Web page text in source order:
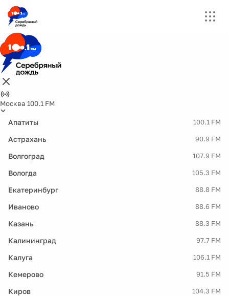
Москва 100.1 FM
Апатиты 100.1 FM
Астрахань 90.9 FM
Волгоград 107.9 FM
Вологда 105.3 FM
Екатеринбург 88.8 FM
Иваново 88.6 FM
Казань 88.3 FM
Калининград 97.7 FM
Калуга 106.1 FM
Кемерово 91.5 FM
Киров 104.3 FM